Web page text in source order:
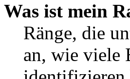
Was ist mein
Ränge, die
an, wie viele